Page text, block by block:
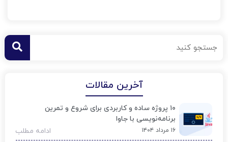
آخرین مقالات
۱۰ پروژه ساده و کاربردی برای شروع و تمرین
برنامه‌نویسی با جاوا
۱۶ مرداد ۱۴۰۴
ادامه مطلب